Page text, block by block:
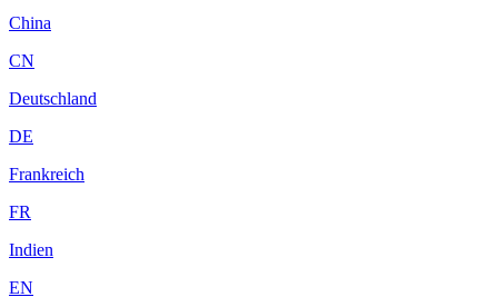
China
CN
Deutschland
DE
Frankreich
FR
Indien
EN